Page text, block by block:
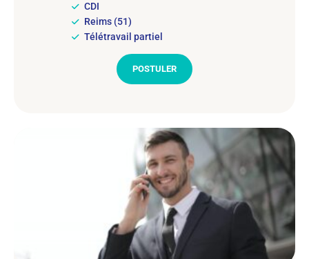
CDI
Reims (51)
Télétravail partiel
POSTULER